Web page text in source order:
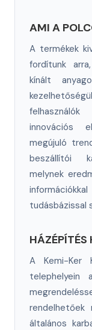
AMI A
A termékek
fordítunk
kínált
innovációs
megújuló
beszállítói
melynek
tudásbázissal
A Kemi-Ker
telephelyein
rendelhetőek
általános